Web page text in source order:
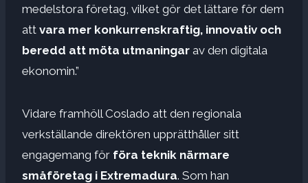
medelstora företag, vilket gör det lättare för dem
att vara mer konkurrenskraftig, innovativ och
beredd att möta utmaningar av den digitala
ekonomin.”
Vidare framhöll Coslado att den regionala
verkställande direktören upprätthåller sitt
engagemang för föra teknik närmare
småföretag i Extremadura. Som han